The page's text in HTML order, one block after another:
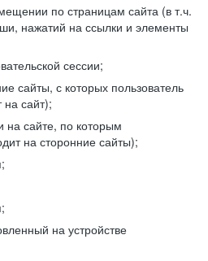
по страницам сайта (в т.ч.
нажатий на ссылки и элементы
сессии;
сайты, с которых пользователь
на сайт);
на сайте, по которым
на сторонние сайты);
на устройстве